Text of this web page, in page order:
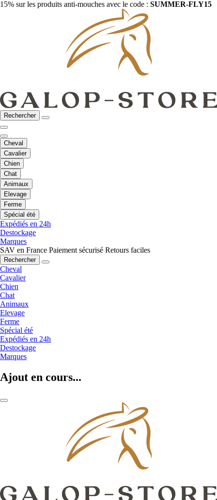
15% sur les produits anti-mouches avec le code : SUMMER-FLY15
Rechercher
Cheval
Cavalier
Chien
Chat
Animaux
Elevage
Ferme
Spécial été
Expédiés en 24h
Destockage
Marques
SAV en France Paiement sécurisé Retours faciles
Rechercher
Cheval
Cavalier
Chien
Chat
Animaux
Elevage
Ferme
Spécial été
Expédiés en 24h
Destockage
Marques
Ajout en cours...